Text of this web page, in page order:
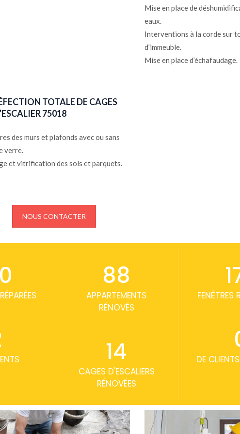
Mise en place de
eaux.
Interventions à la corde sur
d’immeuble.
Mise en place d’échafaudage.
TOTALE DE CAGES
75018
des murs et plafonds avec ou sans
verre.
et vitrification des sols et parquets.
NOUS CONTACTER
92
APPARTEMENTS
RÉNOVÉS
15
CAGES D'ESCALIERS
RÉNOVÉES
FENÊTRES
DE